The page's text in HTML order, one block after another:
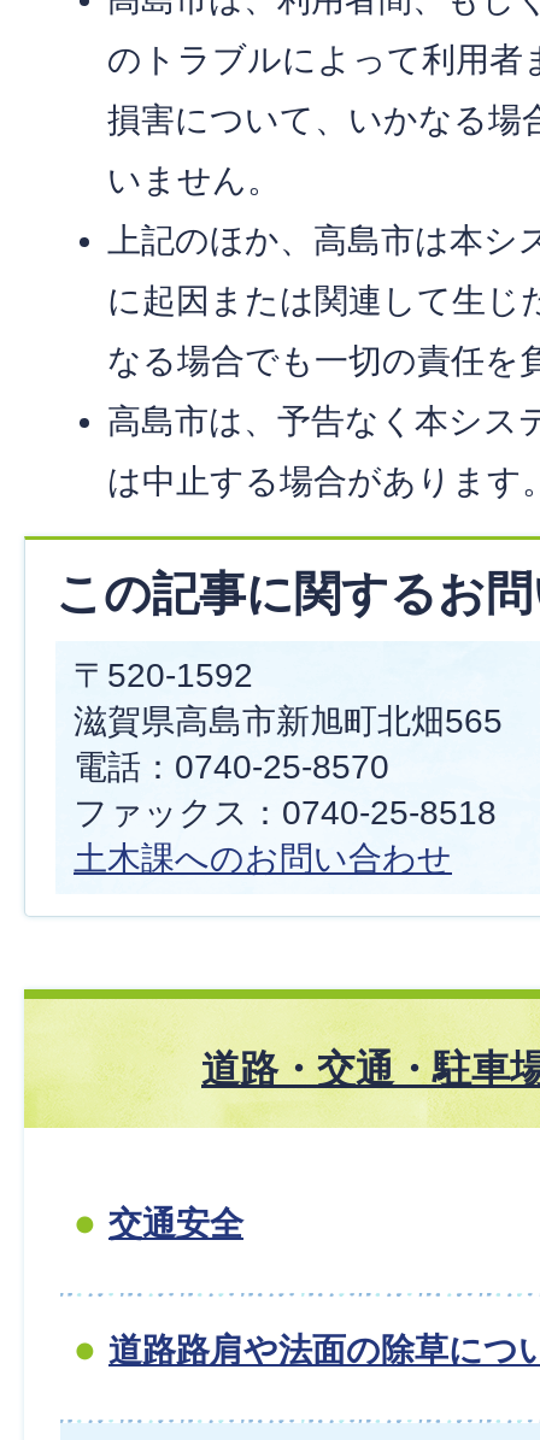
のトラブルによって利用者
損害について、いかなる場
いません。
上記のほか、高島市は本
に起因または関連して生じ
なる場合でも一切の責任を
高島市は、予告なく本シス
は中止する場合があります
この記事に関するお
〒520-1592
滋賀県高島市新旭町北畑565
電話：0740-25-8570
ファックス：0740-25-8518
土木課へのお問い合わせ
道路・交通・駐車
交通安全
道路路肩や法面の除草につ